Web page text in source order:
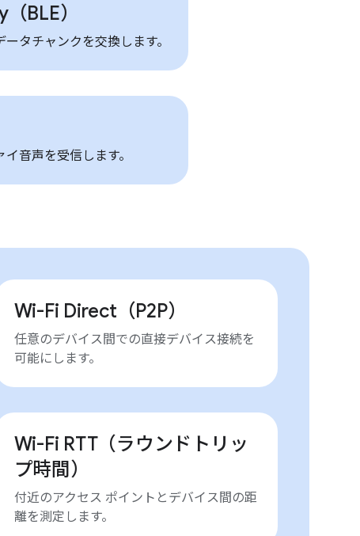
BLE）
タチャンクを交換します。
音声を受信します。
Wi-Fi Direct（P2P）
任意のデバイス間での直接デバイス接続を
可能にします。
Wi-Fi RTT（ラウンドトリッ
プ時間）
付近のアクセス ポイントとデバイス間の距
離を測定します。